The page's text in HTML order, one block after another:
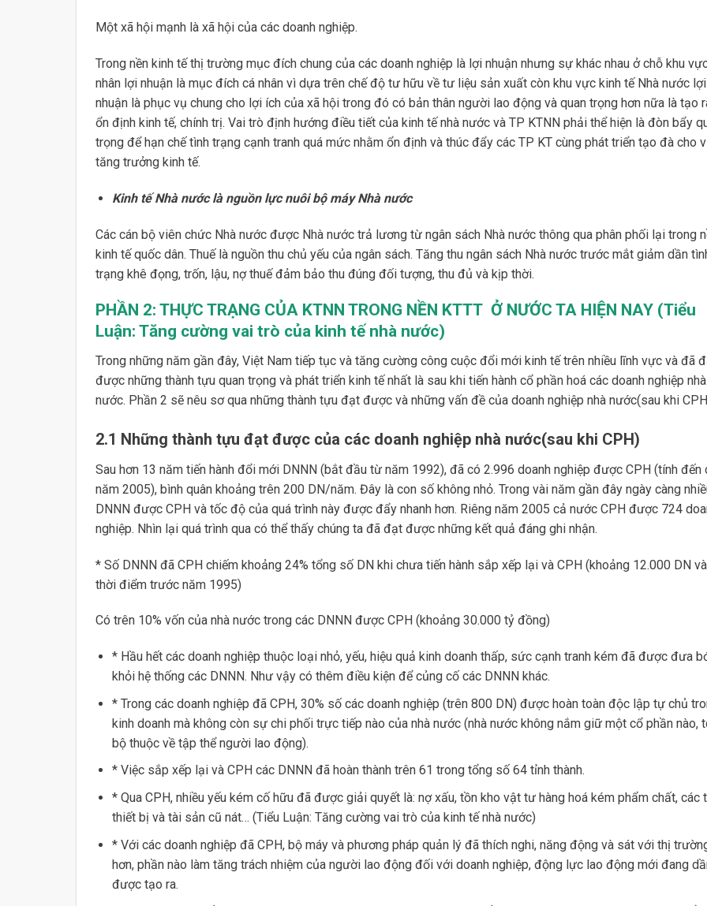
Một xã hội mạnh là xã hội của các doanh nghiệp.
Trong nền kinh tế thị trường mục đích chung của các doanh nghiệp là lợi nhuận nhưng sự khác nhau ở chỗ khu
nhân lợi nhuận là mục đích cá nhân vì dựa trên chế độ tư hữu về tư liệu sản xuất còn khu vực kinh tế Nhà nước lợi
nhuận là phục vụ chung cho lợi ích của xã hội trong đó có bản thân người lao động và quan trọng hơn nữa là tạo
ổn định kinh tế, chính trị. Vai trò định hướng điều tiết của kinh tế nhà nước và TP KTNN phải thể hiện là đòn bẩy
trọng để hạn chế tình trạng cạnh tranh quá mức nhằm ổn định và thúc đẩy các TP KT cùng phát triển tạo đà cho
tăng trưởng kinh tế.
Kinh tế Nhà nước là nguồn lực nuôi bộ máy Nhà nước
Các cán bộ viên chức Nhà nước được Nhà nước trả lương từ ngân sách Nhà nước thông qua phân phối lại trong
kinh tế quốc dân. Thuế là nguồn thu chủ yếu của ngân sách. Tăng thu ngân sách Nhà nước trước mắt giảm dần
trạng khê đọng, trốn, lậu, nợ thuế đảm bảo thu đúng đối tượng, thu đủ và kịp thời.
PHẦN 2: THỰC TRẠNG CỦA KTNN TRONG NỀN KTTT Ở NƯỚC TA HIỆN NAY (Tiểu
Luận: Tăng cường vai trò của kinh tế nhà nước)
Trong những năm gần đây, Việt Nam tiếp tục và tăng cường công cuộc đổi mới kinh tế trên nhiều lĩnh vực và đã
được những thành tựu quan trọng và phát triển kinh tế nhất là sau khi tiến hành cổ phần hoá các doanh nghiệp nhà
nước. Phần 2 sẽ nêu sơ qua những thành tựu đạt được và những vấn đề của doanh nghiệp nhà nước(sau khi
2.1 Những thành tựu đạt được của các doanh nghiệp nhà nước(sau khi CPH)
Sau hơn 13 năm tiến hành đổi mới DNNN (bắt đầu từ năm 1992), đã có 2.996 doanh nghiệp được CPH (tính đến
năm 2005), bình quân khoảng trên 200 DN/năm. Đây là con số không nhỏ. Trong vài năm gần đây ngày càng
DNNN được CPH và tốc độ của quá trình này được đẩy nhanh hơn. Riêng năm 2005 cả nước CPH được 724
nghiệp. Nhìn lại quá trình qua có thể thấy chúng ta đã đạt được những kết quả đáng ghi nhận.
* Số DNNN đã CPH chiếm khoảng 24% tổng số DN khi chưa tiến hành sắp xếp lại và CPH (khoảng 12.000 DN
thời điểm trước năm 1995)
Có trên 10% vốn của nhà nước trong các DNNN được CPH (khoảng 30.000 tỷ đồng)
* Hầu hết các doanh nghiệp thuộc loại nhỏ, yếu, hiệu quả kinh doanh thấp, sức cạnh tranh kém đã được đưa
khỏi hệ thống các DNNN. Như vậy có thêm điều kiện để củng cố các DNNN khác.
* Trong các doanh nghiệp đã CPH, 30% số các doanh nghiệp (trên 800 DN) được hoàn toàn độc lập tự chủ
kinh doanh mà không còn sự chi phối trực tiếp nào của nhà nước (nhà nước không nắm giữ một cổ phần nào,
bộ thuộc về tập thể người lao động).
* Việc sắp xếp lại và CPH các DNNN đã hoàn thành trên 61 trong tổng số 64 tỉnh thành.
* Qua CPH, nhiều yếu kém cố hữu đã được giải quyết là: nợ xấu, tồn kho vật tư hàng hoá kém phẩm chất, các
thiết bị và tài sản cũ nát… (Tiểu Luận: Tăng cường vai trò của kinh tế nhà nước)
* Với các doanh nghiệp đã CPH, bộ máy và phương pháp quản lý đã thích nghi, năng động và sát với thị
hơn, phần nào làm tăng trách nhiệm của người lao động đối với doanh nghiệp, động lực lao động mới đang
được tạo ra.